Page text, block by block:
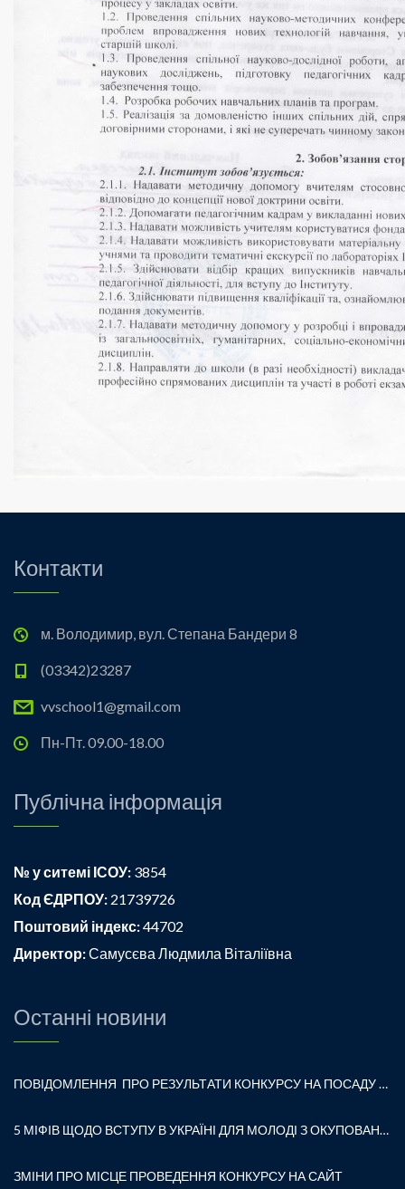
Контакти
м. Володимир, вул. Степана Бандери 8
(03342)23287
vvschool1@gmail.com
Пн-Пт. 09.00-18.00
Публічна інформація
№ у ситемі ІСОУ: 3854
Код ЄДРПОУ: 21739726
Поштовий індекс:44702
Директор:Самусєва Людмила Віталіївна
Останні новини
ПОВІДОМЛЕННЯ ПРО РЕЗУЛЬТАТИ КОНКУРСУ НА ПОСАДУ ДИРЕКТОРА ЗАКЛАДУ ЗАГАЛЬНОЇ СЕРЕДНЬОЇ ОСВІТИ «ВОЛОДИМИРСЬКА ГІМНАЗІЯ № 1 ВОЛОДИМИРСЬКОЇ МІСЬКОЇ РАДИ»
5 МІФІВ ЩОДО ВСТУПУ В УКРАЇНІ ДЛЯ МОЛОДІ З ОКУПОВАНИХ ТЕРИТОРІЙ
ЗМІНИ ПРО МІСЦЕ ПРОВЕДЕННЯ КОНКУРСУ НА САЙТ